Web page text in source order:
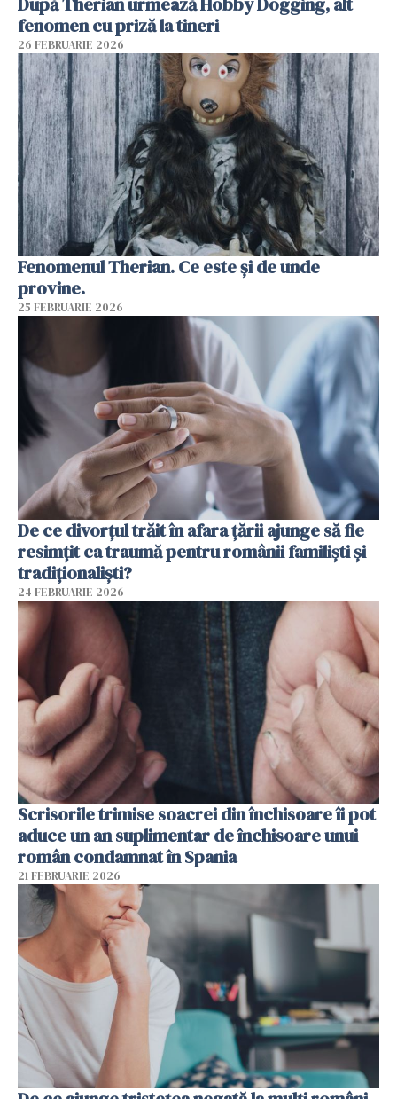
fenomen cu priză la tineri
26 FEBRUARIE 2026
Fenomenul Therian. Ce este și de unde
provine.
25 FEBRUARIE 2026
De ce divorțul trăit în afara țării ajunge să fie
resimțit ca traumă pentru românii familiști și
tradiționaliști?
24 FEBRUARIE 2026
Scrisorile trimise soacrei din închisoare îi pot
aduce un an suplimentar de închisoare unui
român condamnat în Spania
21 FEBRUARIE 2026